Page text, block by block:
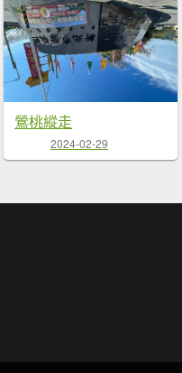
鶯桃縱走
2024-02-29